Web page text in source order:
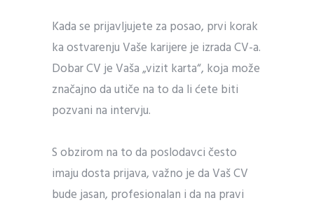
Kada se prijavljujete za posao, prvi korak
ka ostvarenju Vaše karijere je izrada CV-a.
Dobar CV je Vaša „vizit karta“, koja može
značajno da utiče na to da li ćete biti
pozvani na intervju.
S obzirom na to da poslodavci često
imaju dosta prijava, važno je da Vaš CV
bude jasan, profesionalan i da na pravi